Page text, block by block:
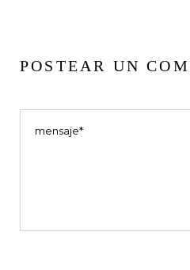
POSTEAR UN